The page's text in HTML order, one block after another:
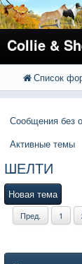
Collie &
FAQ
Расширенный
Список
Сообщения без
Активные темы
ШЕЛТИ
Новая тема
Пред. 1